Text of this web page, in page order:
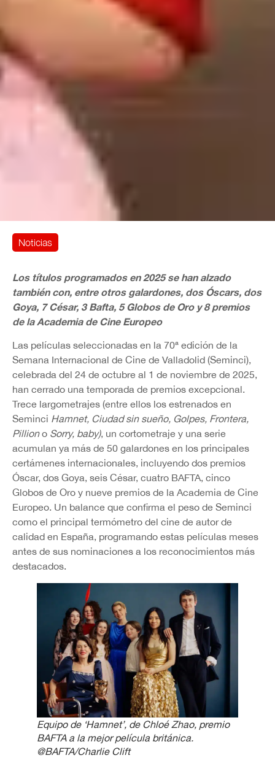
Noticias
Los títulos programados en 2025 se han alzado
también con, entre otros galardones, dos Óscars, dos
Goya, 7 César, 3 Bafta, 5 Globos de Oro y 8 premios
de la Academia de Cine Europeo
Las películas seleccionadas en la 70ª edición de la
Semana Internacional de Cine de Valladolid (Seminci),
celebrada del 24 de octubre al 1 de noviembre de 2025,
han cerrado una temporada de premios excepcional.
Trece largometrajes (entre ellos los estrenados en
Seminci Hamnet, Ciudad sin sueño, Golpes, Frontera,
Pilliono Sorry, baby), un cortometraje y una serie
acumulan ya más de 50 galardones en los principales
certámenes internacionales, incluyendo dos premios
Óscar, dos Goya, seis César, cuatro BAFTA, cinco
Globos de Oro y nueve premios de la Academia de Cine
Europeo. Un balance que confirma el peso de Seminci
como el principal termómetro del cine de autor de
calidad en España, programando estas películas meses
antes de sus nominaciones a los reconocimientos más
destacados.
Equipo de ‘Hamnet’, de Chloé Zhao, premio
BAFTA a la mejor película británica.
@BAFTA/Charlie Clift